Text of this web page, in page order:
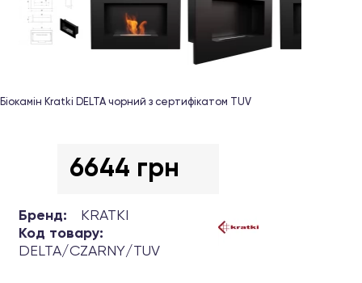
Біокамін Kratki DELTA чорний з сертифікатом TUV
6644 грн
Бренд:
KRATKI
Код товару:
DELTA/CZARNY/TUV